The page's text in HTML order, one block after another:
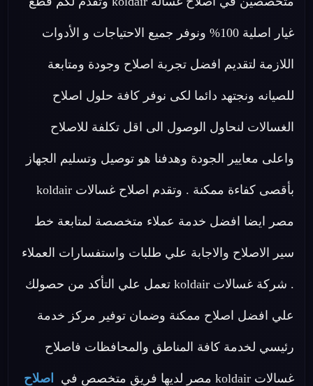
غيار اصلية 100% ونوفر جميع الاحتياجات و الأدوات
اللازمة لتقديم افضل تجربة اصلاح وجودة ومتابعة
للصيانه ونجتهد دائما لكى نوفر كافة حلول اصلاح
الغسالات لنحاول الوصول الى اقل تكلفة للاصلاح
واعلى معايير الجودة وهدفنا هو توصيل وتسليم الجهاز
بأقصى كفاءة ممكنة . وتقدم اصلاح غسالات koldair
مصر ايضا افضل خدمة عملاء متخصصة لمتابعة خط
سير الاصلاح والاجابة علي طلبات واستفسارات العملاء
. شركة غسالات koldair تعمل علي التأكد من حصولك
علي افضل اصلاح ممكنة وضمان توفير مركز خدمة
رئيسي لخدمة كافة المناطق والمحافظات فاصلاح
غسالات koldair مصر لديها فريق متخصص في اصلاح